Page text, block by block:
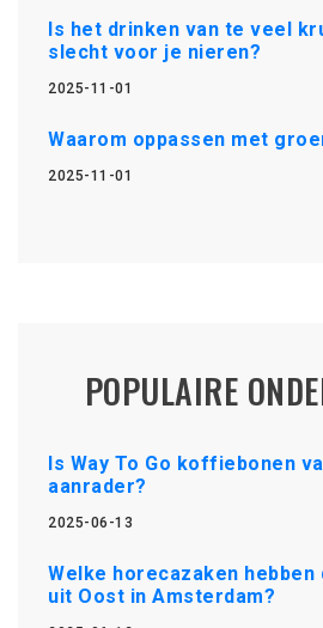
Is het drinken van te veel
slecht voor je nieren?
2025-11-01
Waarom oppassen met
2025-11-01
POPULAIRE
Is Way To Go koffiebonen
aanrader?
2025-06-13
Welke horecazaken hebben
uit Oost in Amsterdam?